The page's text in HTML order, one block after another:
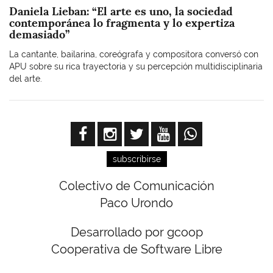
Daniela Lieban: “El arte es uno, la sociedad
contemporánea lo fragmenta y lo expertiza
demasiado”
La cantante, bailarina, coreógrafa y compositora conversó con
APU sobre su rica trayectoria y su percepción multidisciplinaria
del arte.
subscribirse
Colectivo de Comunicación
Paco Urondo
Desarrollado por gcoop
Cooperativa de Software Libre